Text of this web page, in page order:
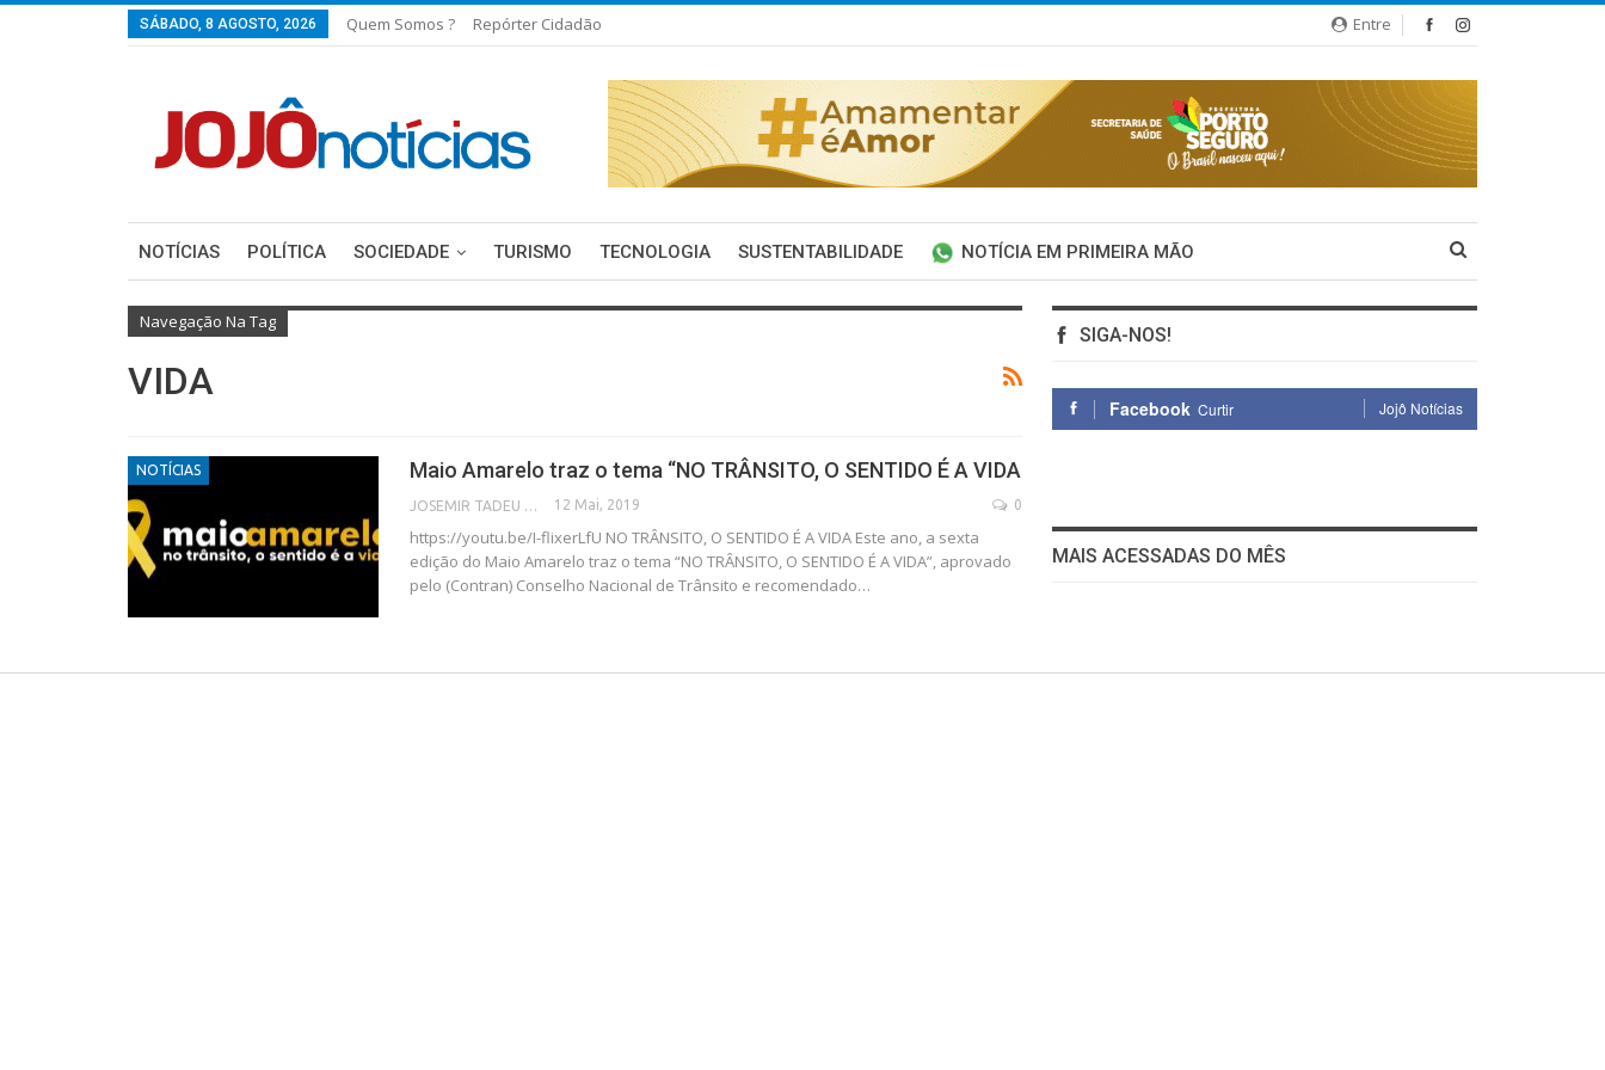
Entre
SÁBADO, 8 AGOSTO, 2026 Quem Somos ? Repórter Cidadão
NOTÍCIAS POLÍTICA SOCIEDADE TURISMO TECNOLOGIA SUSTENTABILIDADE NOTÍCIA EM PRIMEIRA MÃO
Navegação Na Tag
VIDA
NOTÍCIAS Maio Amarelo traz o tema “NO TRÂNSITO, O SENTIDO É A VIDA
JOSEMIR TADEU FONSECA 12 Mai, 2019 0
https://youtu.be/I-flixerLfU NO TRÂNSITO, O SENTIDO É A VIDA Este ano, a sexta
edição do Maio Amarelo traz o tema “NO TRÂNSITO, O SENTIDO É A VIDA”, aprovado
pelo (Contran) Conselho Nacional de Trânsito e recomendado…
SIGA-NOS!
Facebook Curtir Jojô Notícias
MAIS ACESSADAS DO MÊS